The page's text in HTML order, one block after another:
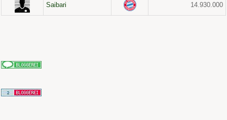
Saibari 14.930.000